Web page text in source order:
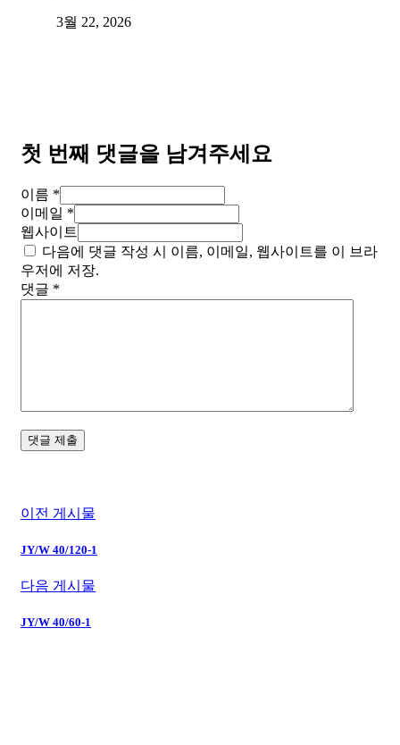
3월 22, 2026
첫 번째 댓글을 남겨주세요
이름 *
이메일 *
웹사이트
다음에 댓글 작성 시 이름, 이메일, 웹사이트를 이 브라
우저에 저장.
댓글 *
이전 게시물
JY/W 40/120-1
다음 게시물
JY/W 40/60-1